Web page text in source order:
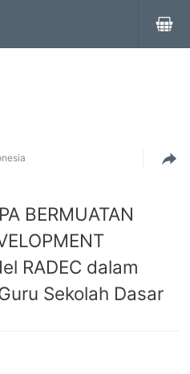
BERMUATAN
RADEC dalam
Sekolah Dasar